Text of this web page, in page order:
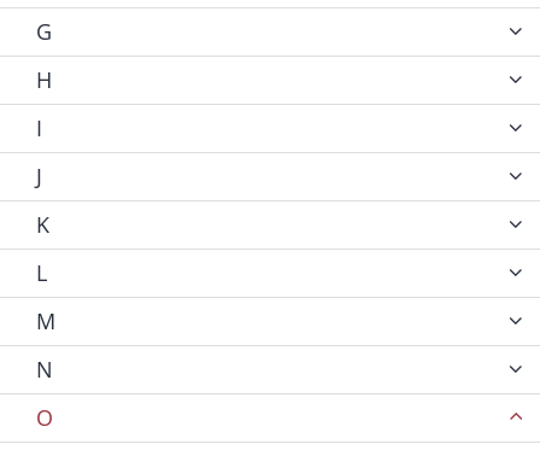
G
H
I
J
K
L
M
N
O